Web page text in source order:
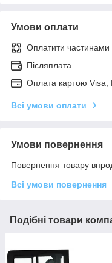
Умови оплати
Оплатити частинами
Післяплата
Оплата картою Visa,
Всі умови оплати
Умови повернення
Повернення товару
Всі умови повернення
Подібні товари